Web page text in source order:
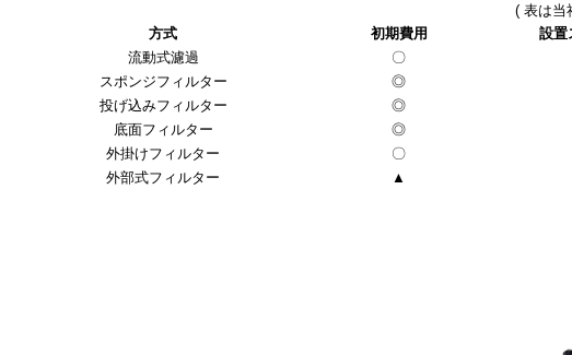
( 表は当
方式
初期費用 設置
流動式濾過
〇
スポンジフィルター
◎
投げ込みフィルター
◎
底面フィルター
◎
外掛けフィルター
〇
外部式フィルター
▲